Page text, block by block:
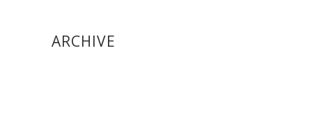
ARCHIVE